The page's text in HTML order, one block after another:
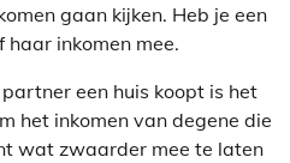
gaan kijken. Heb je een
inkomen mee.
een huis koopt is het
het inkomen van degene die
wat zwaarder mee te laten